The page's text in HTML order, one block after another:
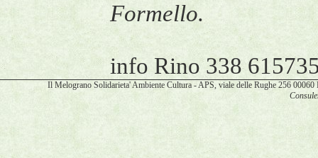
Formello.
info Rino 338
Il Melograno Solidarieta' Ambiente Cultura - APS, viale delle Rughe 256